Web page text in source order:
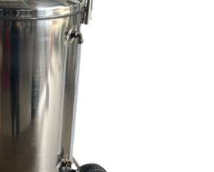
"/450mm, ĐỘ MỞ NGÀM
W102012
Nam Định)
đã mua sản phẩm
"/450mm, ĐỘ MỞ NGÀM
W102012
đã mua sản phẩm